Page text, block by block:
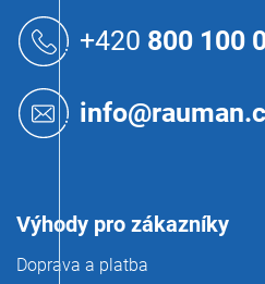
+420 800 100
Výhody pro zákazníky
Doprava a platba